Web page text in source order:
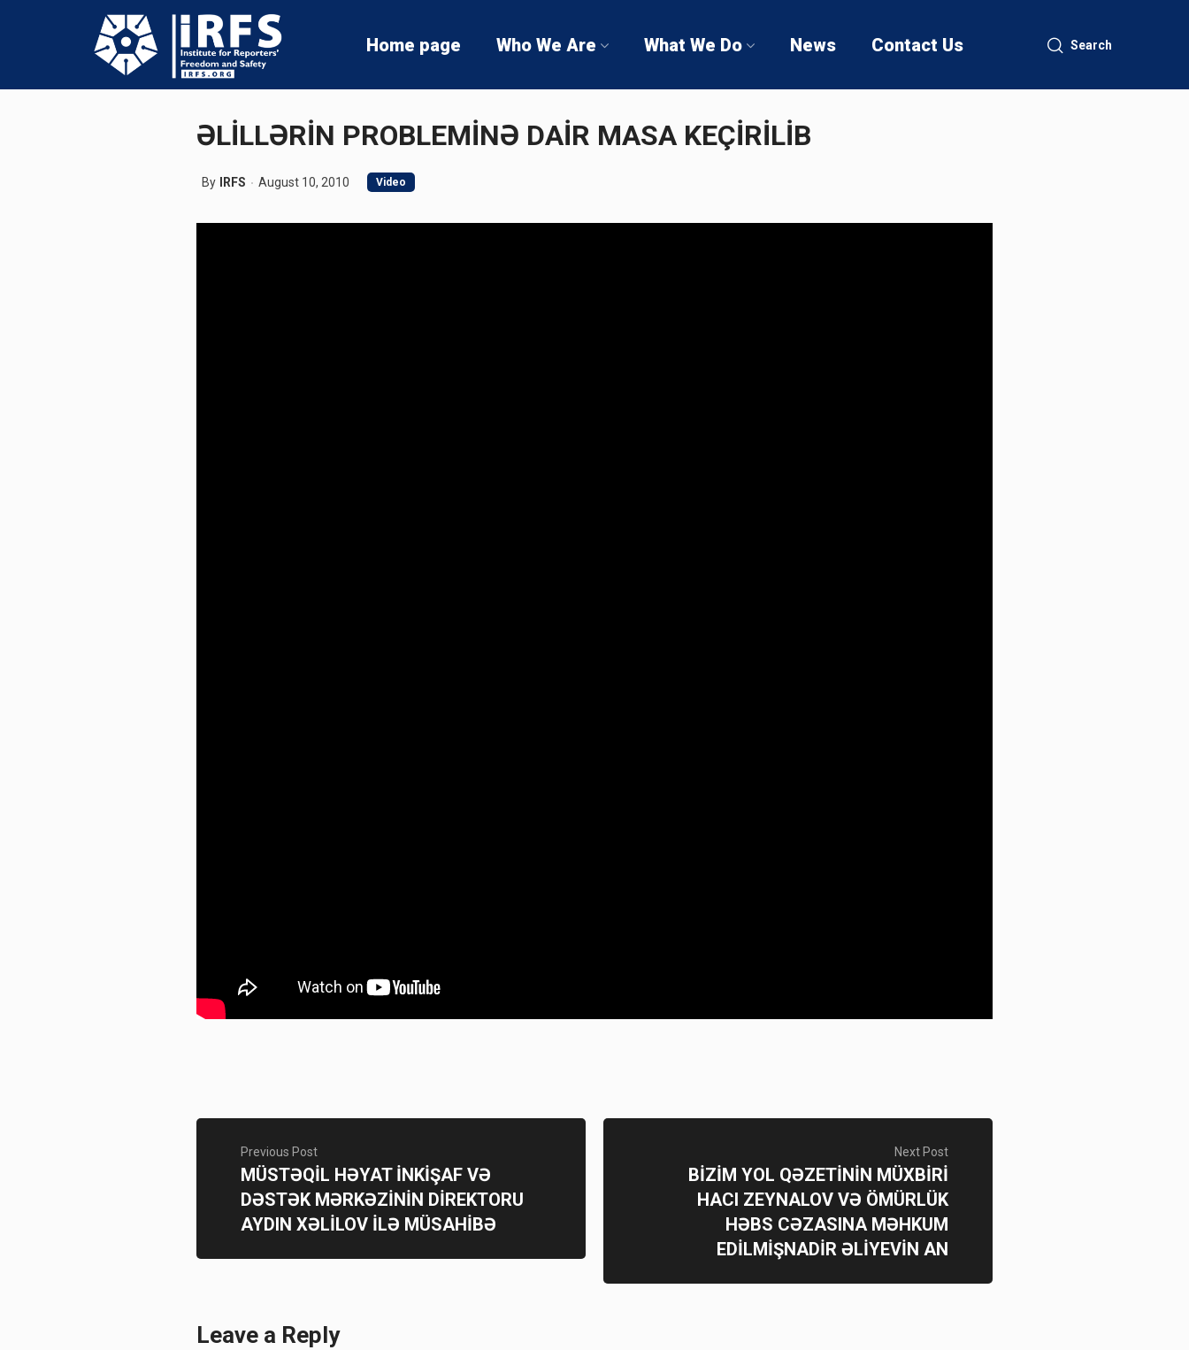
Home page Who We Are What We Do News Contact Us Search
ƏLİLLƏRİN PROBLEMİNƏ DAİR MASA KEÇİRİLİB
By IRFS August 10, 2010 Video
Previous Post
MÜSTƏQİL HƏYAT İNKİŞAF VƏ
DƏSTƏK MƏRKƏZİNİN DİREKTORU
AYDIN XƏLİLOV İLƏ MÜSAHİBƏ
Next Post
BİZİM YOL QƏZETİNİN MÜXBİRİ
HACI ZEYNALOV VƏ ÖMÜRLÜK
HƏBS CƏZASINA MƏHKUM
EDİLMİŞNADİR ƏLİYEVİN AN
Leave a Reply